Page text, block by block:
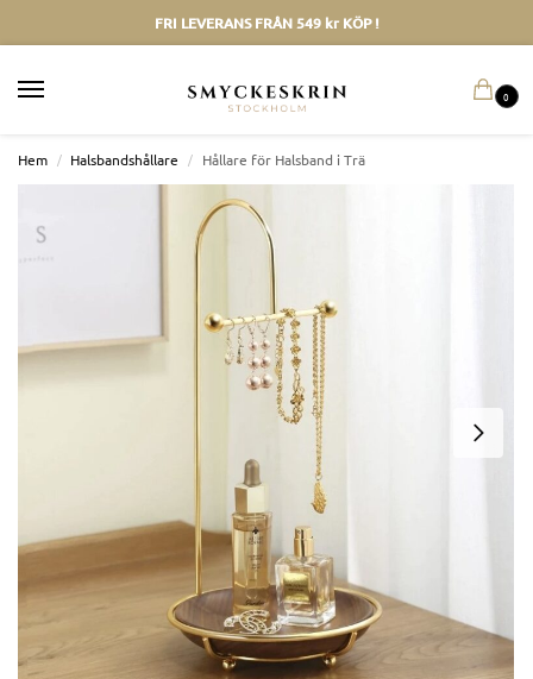
FRI LEVERANS FRÅN 549 kr KÖP !
0
Hem / Halsbandshållare / Hållare för Halsband i Trä